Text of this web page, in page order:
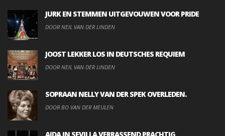
JURK EN STEMMEN UITGEVOUWEN VOOR PRIDE
DOOR NEIL VAN DER LINDEN
JOOST LEKKER LOS IN DEUTSCHES REQUIEM
DOOR NEIL VAN DER LINDEN
SOPRAAN NELLY VAN DER SPEK OVERLEDEN.
DOOR BO VAN DER MEULEN